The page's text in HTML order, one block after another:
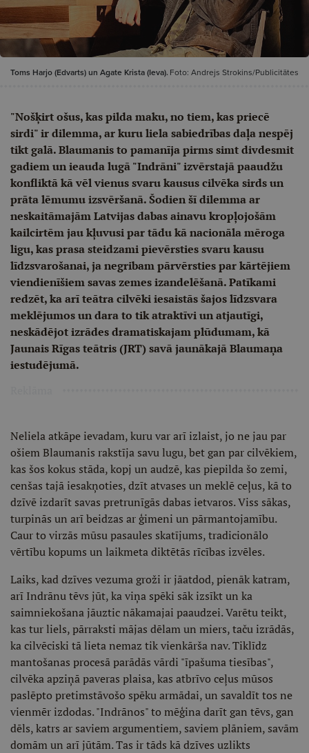
Toms Harjo (Edvarts) un Agate Krista (Ieva). Foto: Andrejs Strokins/Publicitātes
"Nošķirt ošus, kas pilda maku, no tiem, kas priecē
sirdi" ir dilemma, ar kuru liela sabiedrības daļa nespēj
tikt galā. Blaumanis to pamanīja pirms simt divdesmit
gadiem un ieauda lugā "Indrāni" izvērstajā paaudžu
konfliktā kā vēl vienus svaru kausus cilvēka sirds un
prāta lēmumu izsvēršanā. Šodien šī dilemma ar
neskaitāmajām Latvijas dabas ainavu kropļojošām
kailcirtēm jau kļuvusi par tādu kā nacionāla mēroga
ligu, kas prasa steidzami pievērsties svaru kausu
līdzsvarošanai, ja negribam pārvērsties par kārtējiem
viendienīšiem savas zemes izandelēšanā. Patīkami
redzēt, ka arī teātra cilvēki iesaistās šajos līdzsvara
meklējumos un dara to tik atraktīvi un atjautīgi,
neskādējot izrādes dramatiskajam plūdumam, kā
Jaunais Rīgas teātris (JRT) savā jaunākajā Blaumaņa
iestudējumā.
Neliela atkāpe ievadam, kuru var arī izlaist, jo ne jau par
ošiem Blaumanis rakstīja savu lugu, bet gan par cilvēkiem,
kas šos kokus stāda, kopj un audzē, kas piepilda šo zemi,
cenšas tajā iesakņoties, dzīt atvases un meklē ceļus, kā to
dzīvē izdarīt savas pretrunīgās dabas ietvaros. Viss sākas,
turpinās un arī beidzas ar ģimeni un pārmantojamību.
Caur to virzās mūsu pasaules skatījums, tradicionālo
vērtību kopums un laikmeta diktētās rīcības izvēles.
Laiks, kad dzīves vezuma groži ir jāatdod, pienāk katram,
arī Indrānu tēvs jūt, ka viņa spēki sāk izsīkt un ka
saimniekošana jāuztic nākamajai paaudzei. Varētu teikt,
kas tur liels, pārraksti mājas dēlam un miers, taču izrādās,
ka cilvēciski tā lieta nemaz tik vienkārša nav. Tiklīdz
mantošanas procesā parādās vārdi "īpašuma tiesības",
cilvēka apziņā paveras plaisa, kas atbrīvo ceļus mūsos
paslēpto pretimstāvošo spēku armādai, un savaldīt tos ne
vienmēr izdodas. "Indrānos" to mēģina darīt gan tēvs, gan
dēls, katrs ar saviem argumentiem, saviem plāniem, savām
domām un arī jūtām. Tas ir tāds kā dzīves uzlikts